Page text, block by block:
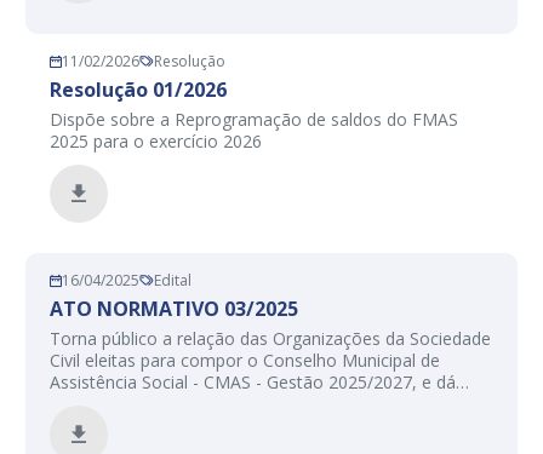
11/02/2026 Resolução
Resolução 01/2026
Dispõe sobre a Reprogramação de saldos do FMAS
2025 para o exercício 2026
16/04/2025 Edital
ATO NORMATIVO 03/2025
Torna público a relação das Organizações da Sociedade
Civil eleitas para compor o Conselho Municipal de
Assistência Social - CMAS - Gestão 2025/2027, e dá